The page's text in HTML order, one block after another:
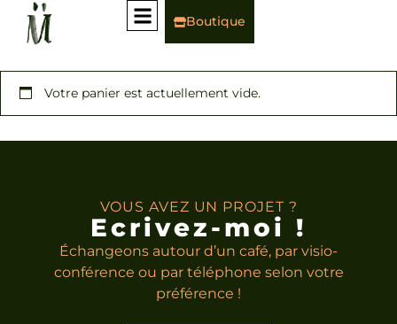
Boutique
Votre panier est actuellement vide.
VOUS AVEZ UN PROJET ?
Ecrivez-moi !
Échangeons autour d’un café, par visio-
conférence ou par téléphone selon votre
préférence !